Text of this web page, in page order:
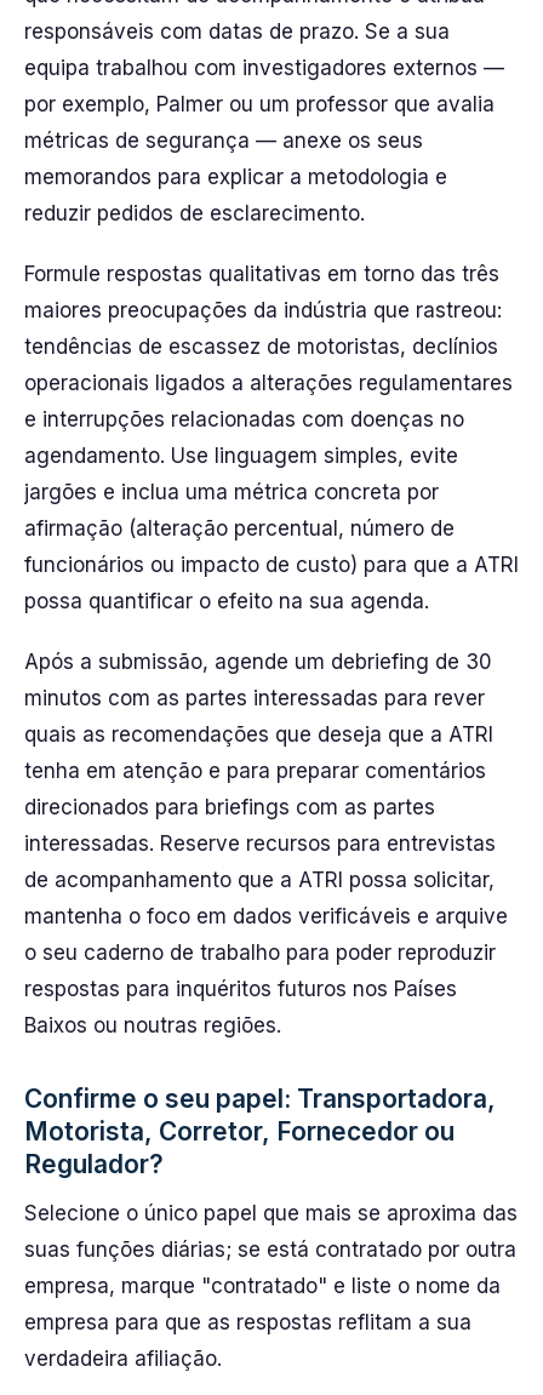
responsáveis com datas de prazo. Se a sua
equipa trabalhou com investigadores externos —
por exemplo, Palmer ou um professor que avalia
métricas de segurança — anexe os seus
memorandos para explicar a metodologia e
reduzir pedidos de esclarecimento.
Formule respostas qualitativas em torno das três
maiores preocupações da indústria que rastreou:
tendências de escassez de motoristas, declínios
operacionais ligados a alterações regulamentares
e interrupções relacionadas com doenças no
agendamento. Use linguagem simples, evite
jargões e inclua uma métrica concreta por
afirmação (alteração percentual, número de
funcionários ou impacto de custo) para que a ATRI
possa quantificar o efeito na sua agenda.
Após a submissão, agende um debriefing de 30
minutos com as partes interessadas para rever
quais as recomendações que deseja que a ATRI
tenha em atenção e para preparar comentários
direcionados para briefings com as partes
interessadas. Reserve recursos para entrevistas
de acompanhamento que a ATRI possa solicitar,
mantenha o foco em dados verificáveis e arquive
o seu caderno de trabalho para poder reproduzir
respostas para inquéritos futuros nos Países
Baixos ou noutras regiões.
Confirme o seu papel: Transportadora,
Motorista, Corretor, Fornecedor ou
Regulador?
Selecione o único papel que mais se aproxima das
suas funções diárias; se está contratado por outra
empresa, marque "contratado" e liste o nome da
empresa para que as respostas reflitam a sua
verdadeira afiliação.